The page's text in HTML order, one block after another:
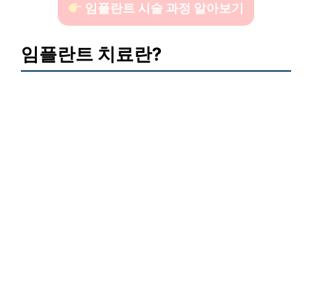
임플란트 시술 과정 알아보기
임플란트 치료란?